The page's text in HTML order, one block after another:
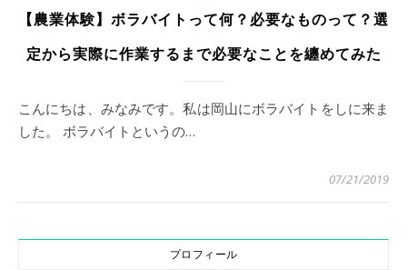
【農業体験】ボラバイトって何？必要なものって？選
定から実際に作業するまで必要なことを纏めてみた
こんにちは、みなみです。私は岡山にボラバイトをしに来ま
した。 ボラバイトというの…
07/21/2019
プロフィール